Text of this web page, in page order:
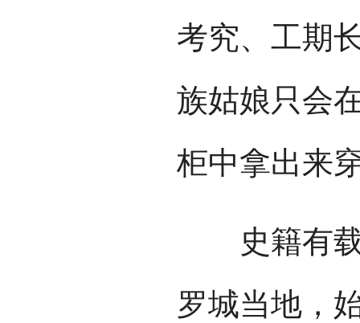
考究、工期
族姑娘只会
柜中拿出来
史籍有载
罗城当地，